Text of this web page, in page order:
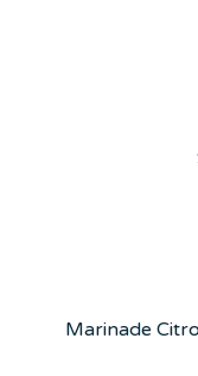
Marinade